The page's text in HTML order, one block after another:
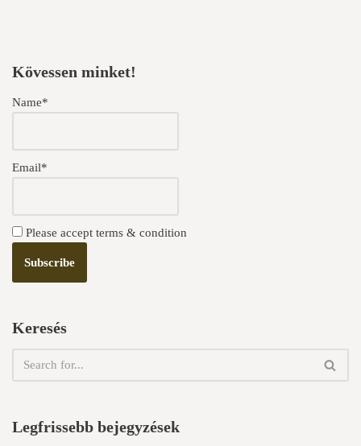
Kövessen minket!
Name*
Email*
Please accept terms & condition
Keresés
Legfrissebb bejegyzések